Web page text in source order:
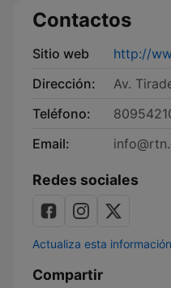
Contactos
Sitio web
http://
Dirección:
Av.
Teléfono:
Email:
Redes sociales
Actualiza esta
Compartir